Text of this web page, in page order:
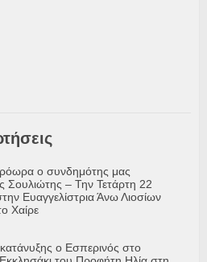
ο συνδημότης μας
Σουλιώτης – Την Τετάρτη 22
Ευαγγελίστρια Άνω Λιοσίων
Χαίρε
ο Εσπερινός στο